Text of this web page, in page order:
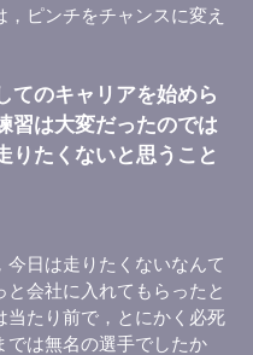
ピンチをチャンスに変え
てのキャリアを始めら
習は大変だったのでは
りたくないと思うこと
日は走りたくないなんて
会社に入れてもらったと
当たり前で，とにかく必死
では無名の選手でしたか